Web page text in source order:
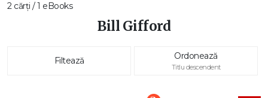
2 cărți / 1 eBooks
Bill Gifford
Filtează Ordonează
Titlu descendent